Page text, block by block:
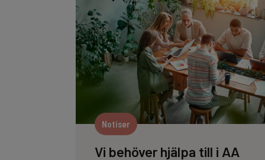
Notiser
Vi behöver hjälpa till i AA